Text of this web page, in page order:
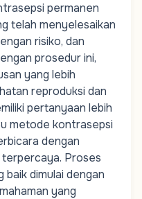
permanen
telah menyelesaikan
risiko, dan
prosedur ini,
yang lebih
reproduksi dan
pertanyaan lebih
metode kontrasepsi
dengan
Proses
baik dimulai dengan
yang